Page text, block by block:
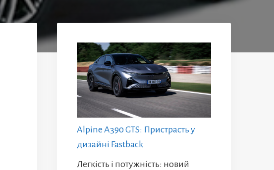
Alpine A390 GTS: Пристрасть у
дизайні Fastback
Легкість і потужність: новий